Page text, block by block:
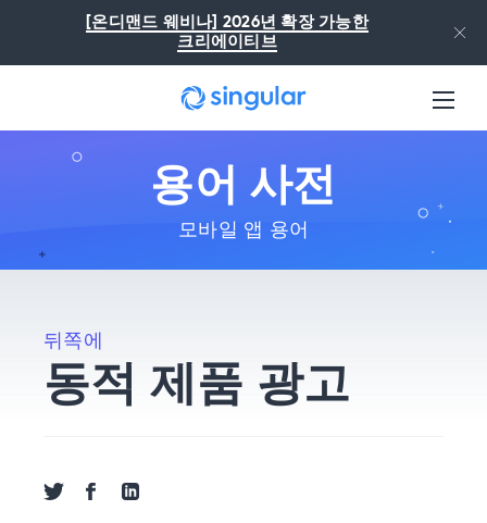
본문으로 건너뛰기[온디맨드 웨비나] 2026년 확장 가능한
크리에이티브
용어 사전
모바일 앱 용어
뒤쪽에
동적 제품 광고